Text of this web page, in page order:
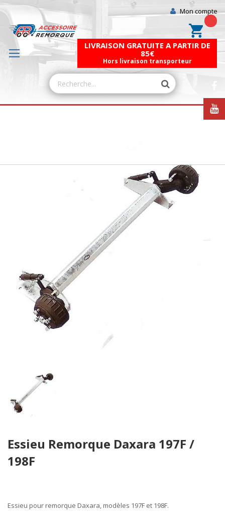
Mon compte
Mon
LIVRAISON GRATUITE A PARTIR DE
85€
Hors livraison transporteur
the
to
beginning
gallery
Essieu Remorque Daxara 197F /
198F
Essieu pour remorque Daxara, modèles 197F et 198F.